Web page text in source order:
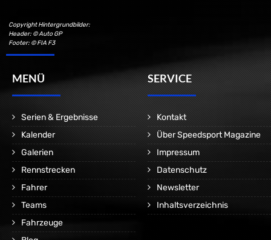
Copyright Hintergrundbilder:
Header: © Auto GP
Footer: © FIA F3
MENÜ
Serien & Ergebnisse
Kalender
Galerien
Rennstrecken
Fahrer
Teams
Fahrzeuge
SERVICE
Kontakt
Über Speedsport Magazine
Impressum
Datenschutz
Newsletter
Inhaltsverzeichnis